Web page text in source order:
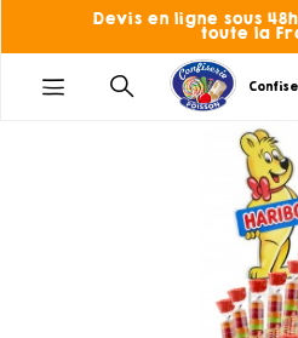
Devis en ligne sous
toute la